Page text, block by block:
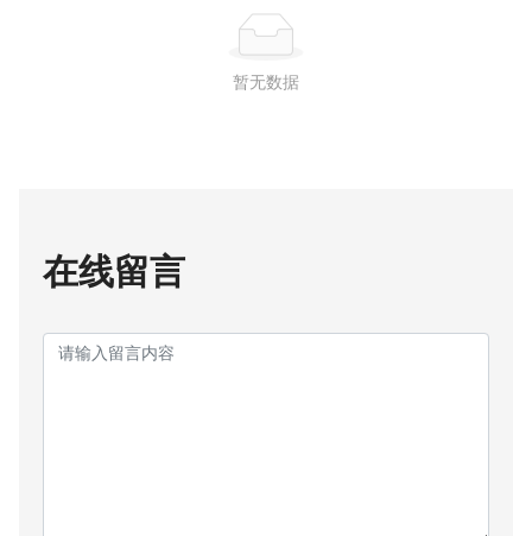
暂无数据
在线留言